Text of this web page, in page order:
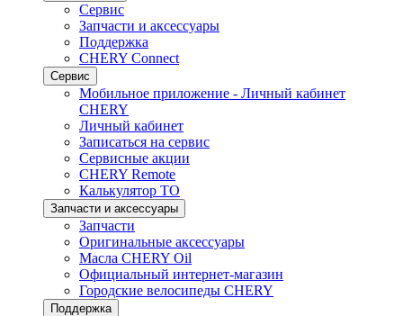
Сервис
Запчасти и аксессуары
Поддержка
CHERY Connect
Сервис
Мобильное приложение - Личный кабинет
CHERY
Личный кабинет
Записаться на сервис
Сервисные акции
CHERY Remote
Калькулятор ТО
Запчасти и аксессуары
Запчасти
Оригинальные аксессуары
Масла CHERY Oil
Официальный интернет-магазин
Городские велосипеды CHERY
Поддержка